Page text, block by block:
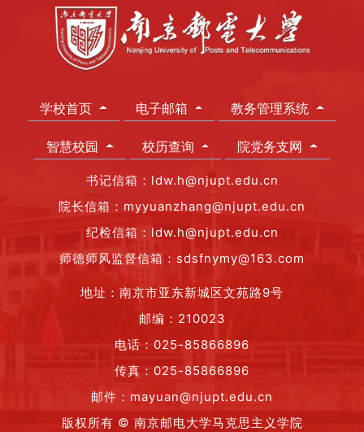
学校首页 电子邮箱 教务管理系统
智慧校园 校历查询 院党务支网
书记信箱：ldw.h@njupt.edu.cn
院长信箱：myyuanzhang@njupt.edu.cn
纪检信箱：ldw.h@njupt.edu.cn
师德师风监督信箱：sdsfnymy@163.com
地址：南京市亚东新城区文苑路9号
邮编：210023
电话：025-85866896
传真：025-85866896
邮件：mayuan@njupt.edu.cn
版权所有 © 南京邮电大学马克思主义学院